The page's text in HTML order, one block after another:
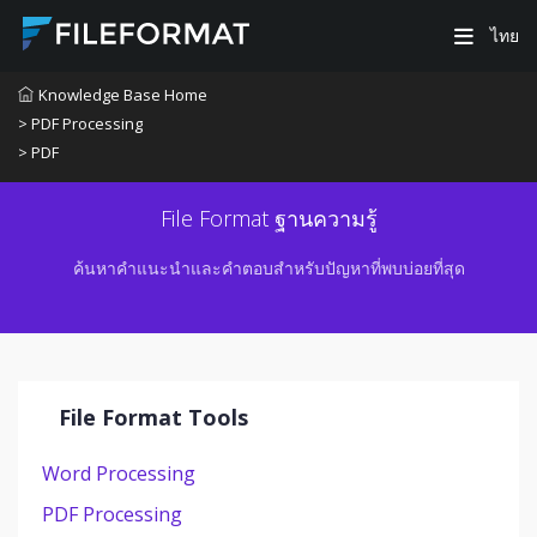
ไทย
Knowledge Base Home
> PDF Processing
> PDF
File Format ฐานความรู้
ค้นหาคำแนะนำและคำตอบสำหรับปัญหาที่พบบ่อยที่สุด
File Format Tools
Word Processing
PDF Processing